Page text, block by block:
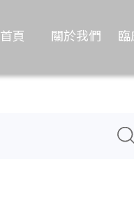
首頁 關於我們